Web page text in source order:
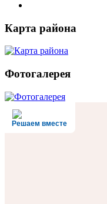
Карта района
Фотогалерея
Решаем вместе